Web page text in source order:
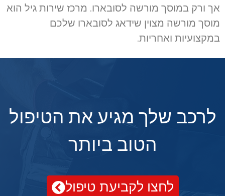
אך ורק במוסך מורשה לסובארו. מרכז שירות גיל הוא
מוסך מורשה מצוין שידאג לסובארו שלכם
במקצועיות ואחריות.
לרכב שלך מגיע את הטיפול
הטוב ביותר
לחצו לקביעת טיפול